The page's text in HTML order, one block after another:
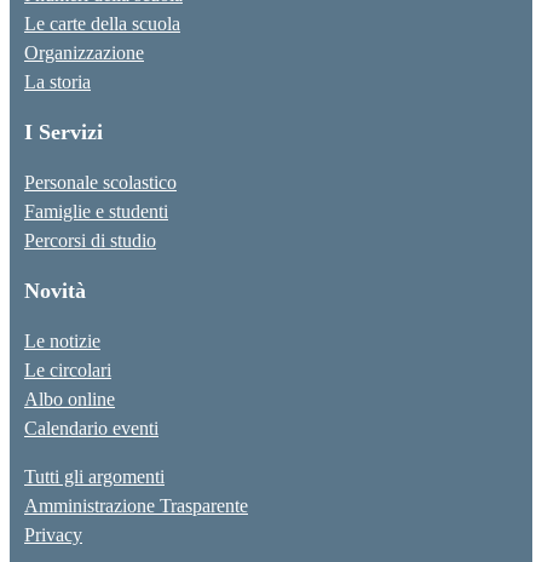
Le carte della scuola
Organizzazione
La storia
I Servizi
Personale scolastico
Famiglie e studenti
Percorsi di studio
Novità
Le notizie
Le circolari
Albo online
Calendario eventi
Tutti gli argomenti
Amministrazione Trasparente
Privacy